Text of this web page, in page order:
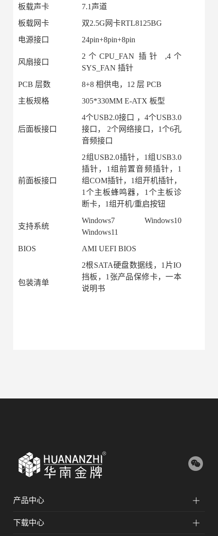
板载声卡
7.1声道
板载网卡
双2.5G网卡RTL8125BG
电源接口
24pin+8pin+8pin
风扇接口
2个CPU_FAN 插针 ,4个
SYS_FAN 插针
PCB 层数
8+8 相供电，12 层 PCB
主板规格
305*330MM E-ATX 板型
后面板接口
4个USB2.0接口 ，4个USB3.0
接口， 2个网络接口，1个6孔
音频接口
前面板接口
2组USB2.0插针，1组USB3.0
插针，1组前置音频插针，1
组COM插针，1组开机插针，
1个主板蜂鸣器，1个主板诊
断卡，1组开机/重启按钮
支持系统
Windows7 Windows10
Windows11
BIOS
AMI UEFI BIOS
包装清单
2根SATA硬盘数据线，1片IO
挡板，1张产品保修卡，一本
说明书
产品中心
下载中心